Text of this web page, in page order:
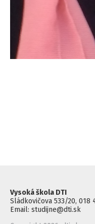
Vysoká škola DTI
Sládkovičova 533/20, 018
Email: studijne@dti.sk